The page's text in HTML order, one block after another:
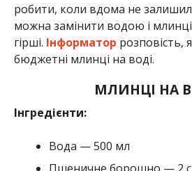
робити, коли вдома не
можна замінити водою і
гірші. Інформатор розповість,
бюджетні млинці на воді.
МЛИНЦІ НА
Інгредієнти:
Вода — 500 мл